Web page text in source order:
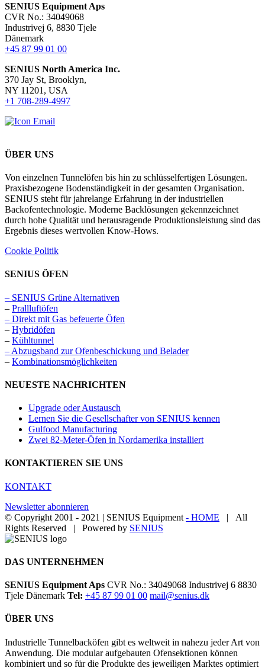
SENIUS Equipment Aps
CVR No.: 34049068
Industrivej 6, 8830 Tjele
Dänemark
+45 87 99 01 00
SENIUS North America Inc.
370 Jay St, Brooklyn,
NY 11201, USA
+1 708-289-4997
ÜBER UNS
Von einzelnen Tunnelöfen bis hin zu schlüsselfertigen Lösungen.
Praxisbezogene Bodenständigkeit in der gesamten Organisation.
SENIUS steht für jahrelange Erfahrung in der industriellen
Backofentechnologie. Moderne Backlösungen gekennzeichnet
durch hohe Qualität und herausragende Produktionsleistung sind das
Ergebnis dieses wertvollen Know-Hows.
Cookie Politik
SENIUS ÖFEN
– SENIUS Grüne Alternativen
– Prallluftöfen
– Direkt mit Gas befeuerte Öfen
– Hybridöfen
– Kühltunnel
– Abzugsband zur Ofenbeschickung und Belader
– Kombinationsmöglichkeiten
NEUESTE NACHRICHTEN
Upgrade oder Austausch
Lernen Sie die Gesellschafter von SENIUS kennen
Gulfood Manufacturing
Zwei 82-Meter-Öfen in Nordamerika installiert
KONTAKTIEREN SIE UNS
KONTAKT
Newsletter abonnieren
© Copyright 2001 - 2021 | SENIUS Equipment - HOME | All
Rights Reserved | Powered by SENIUS
Email
LinkedIn
YouTube
Toggle
Bar
DAS UNTERNEHMEN
SENIUS Equipment Aps CVR No.: 34049068 Industrivej 6 8830
Tjele Dänemark Tel: +45 87 99 01 00 mail@senius.dk
ÜBER UNS
Industrielle Tunnelbacköfen gibt es weltweit in nahezu jeder Art von
Anwendung. Die modular aufgebauten Ofensektionen können
kombiniert und so für die Produkte des jeweiligen Marktes optimiert